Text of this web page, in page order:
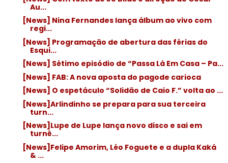
Au...
[News] Nina Fernandes lança álbum ao vivo com
regi...
[News] Programação de abertura das férias do
Esqui...
[News] Sétimo episódio de “Passa Lá Em Casa – Pa...
[News] FAB: A nova aposta do pagode carioca
[News] O espetáculo “Solidão de Caio F.” volta ao ...
[News]Arlindinho se prepara para sua terceira
turn...
[News]Lupe de Lupe lança novo disco e sai em
turnê...
[News]Felipe Amorim, Léo Foguete e a dupla Kaká
& ...